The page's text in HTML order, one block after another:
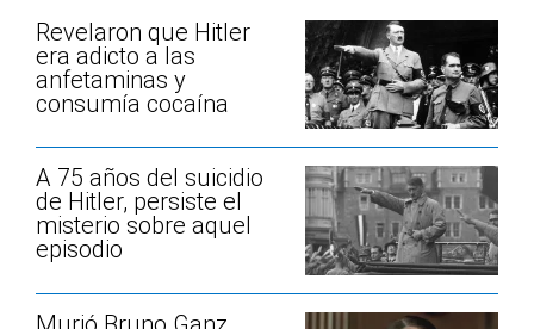
Revelaron que Hitler
era adicto a las
anfetaminas y
consumía cocaína
A 75 años del suicidio
de Hitler, persiste el
misterio sobre aquel
episodio